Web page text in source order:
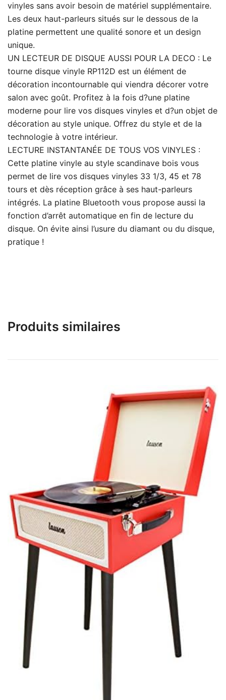
vinyles sans avoir besoin de matériel supplémentaire.
Les deux haut-parleurs situés sur le dessous de la
platine permettent une qualité sonore et un design
unique.
UN LECTEUR DE DISQUE AUSSI POUR LA DECO : Le
tourne disque vinyle RP112D est un élément de
décoration incontournable qui viendra décorer votre
salon avec goût. Profitez à la fois d?une platine
moderne pour lire vos disques vinyles et d?un objet de
décoration au style unique. Offrez du style et de la
technologie à votre intérieur.
LECTURE INSTANTANÉE DE TOUS VOS VINYLES :
Cette platine vinyle au style scandinave bois vous
permet de lire vos disques vinyles 33 1/3, 45 et 78
tours et dès réception grâce à ses haut-parleurs
intégrés. La platine Bluetooth vous propose aussi la
fonction d’arrêt automatique en fin de lecture du
disque. On évite ainsi l’usure du diamant ou du disque,
pratique !
Produits similaires